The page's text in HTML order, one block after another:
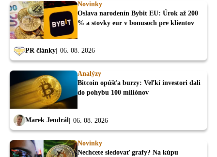
Novinky
Oslava narodenín Bybit EU: Úrok až 200
% a stovky eur v bonusoch pre klientov
PR články 06. 08. 2026
Analýzy
Bitcoin opúšťa burzy: Veľkí investori dali
do pohybu 100 miliónov
Marek Jendrál 06. 08. 2026
Novinky
Nechcete sledovať grafy? Na kúpu